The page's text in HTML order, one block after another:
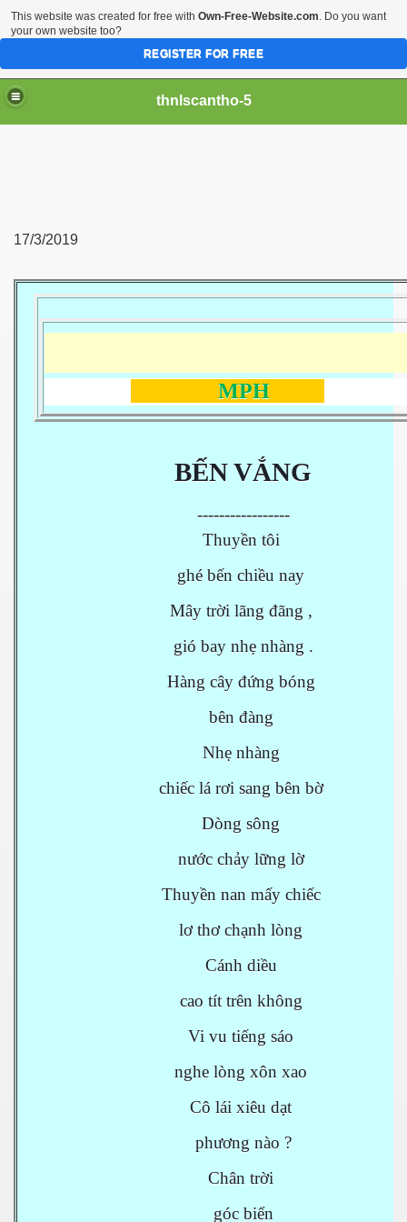
thnlscantho-5
17/3/2019
MPH
BẾN VẮNG
-----------------
Thuyền tôi
ghé bến chiều nay
Mây trời lãng đãng ,
gió bay nhẹ nhàng .
Hàng cây đứng bóng
bên đàng
Nhẹ nhàng
chiếc lá rơi sang bên bờ
Dòng sông
nước chảy lững lờ
Thuyền nan mấy chiếc
lơ thơ chạnh lòng
Cánh diều
cao tít trên không
Vi vu tiếng sáo
nghe lòng xôn xao
Cô lái xiêu dạt
phương nào ?
Chân trời
góc biển
This website was created for free with Own-Free-Website.com. Do you want
your own website too?
REGISTER FOR FREE